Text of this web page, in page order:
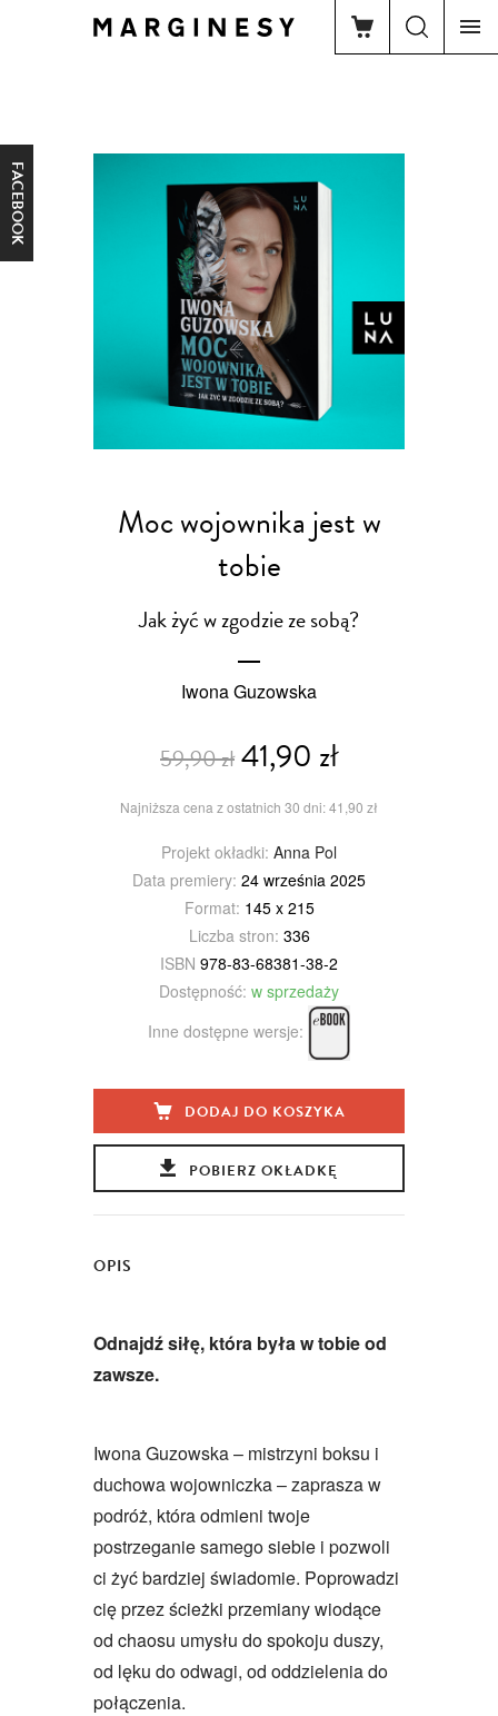
FACEBOOK
Moc wojownika jest w
tobie
Jak żyć w zgodzie ze sobą?
Iwona Guzowska
59,90 zł41,90 zł
Najniższa cena z ostatnich 30 dni: 41,90 zł
Projekt okładki: Anna Pol
Data premiery: 24 września 2025
Format: 145 x 215
Liczba stron: 336
ISBN 978-83-68381-38-2
Dostępność: w sprzedaży
Inne dostępne wersje:
DODAJ DO KOSZYKA
POBIERZ OKŁADKĘ
OPIS
Odnajdź siłę, która była w tobie od
zawsze.
Iwona Guzowska – mistrzyni boksu i
duchowa wojowniczka – zaprasza w
podróż, która odmieni twoje
postrzeganie samego siebie i pozwoli
ci żyć bardziej świadomie. Poprowadzi
cię przez ścieżki przemiany wiodące
od chaosu umysłu do spokoju duszy,
od lęku do odwagi, od oddzielenia do
połączenia.